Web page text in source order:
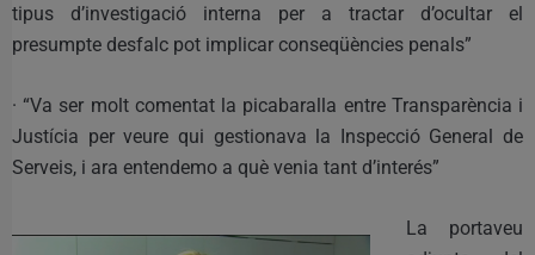
tipus d’investigació interna per a tractar d’ocultar el
presumpte desfalc pot implicar conseqüències penals”
· “Va ser molt comentat la picabaralla entre Transparència i
Justícia per veure qui gestionava la Inspecció General de
Serveis, i ara entendemo a què venia tant d’interés”
La portaveu